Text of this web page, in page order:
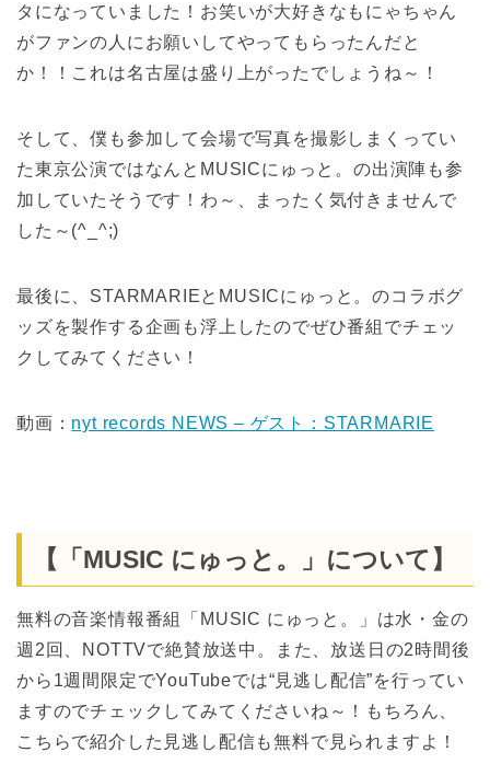
タになっていました！お笑いが大好きなもにゃちゃん
がファンの人にお願いしてやってもらったんだと
か！！これは名古屋は盛り上がったでしょうね～！
そして、僕も参加して会場で写真を撮影しまくってい
た東京公演ではなんとMUSICにゅっと。の出演陣も参
加していたそうです！わ～、まったく気付きませんで
した～(^_^;)
最後に、STARMARIEとMUSICにゅっと。のコラボグ
ッズを製作する企画も浮上したのでぜひ番組でチェッ
クしてみてください！
動画： nyt records NEWS – ゲスト：STARMARIE
【「MUSIC にゅっと。」について】
無料の音楽情報番組「MUSIC にゅっと。」は水・金の
週2回、NOTTVで絶賛放送中。また、放送日の2時間後
から1週間限定でYouTubeでは“見逃し配信”を行ってい
ますのでチェックしてみてくださいね～！もちろん、
こちらで紹介した見逃し配信も無料で見られますよ！